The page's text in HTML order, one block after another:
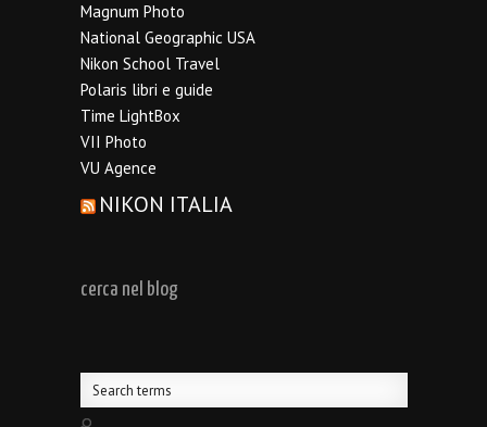
Magnum Photo
National Geographic USA
Nikon School Travel
Polaris libri e guide
Time LightBox
VII Photo
VU Agence
NIKON ITALIA
cerca nel blog